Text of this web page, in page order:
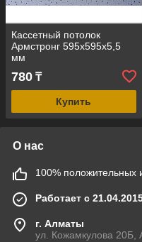
Кассетный потолок
Армстронг 595х595х5,5
мм
780 ₸
Купить
О нас
100% положительных
Работает с
г. Алматы
ул. Кожамкулова 20Б,